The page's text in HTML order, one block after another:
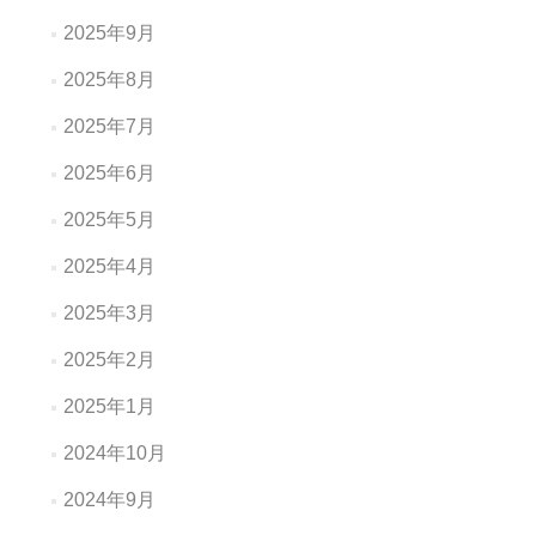
2025年9月
2025年8月
2025年7月
2025年6月
2025年5月
2025年4月
2025年3月
2025年2月
2025年1月
2024年10月
2024年9月